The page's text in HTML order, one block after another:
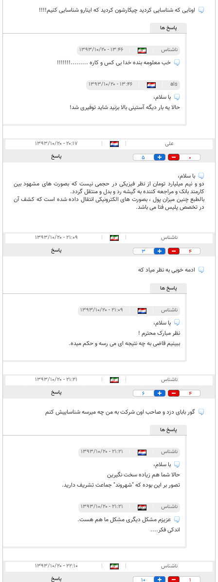
اونایی که شناسایی کردید چیکارشون کردید که اینارو شناسایی کنیم!!!!
پاسخ ها
ناشناس ۱۳:۴۶ - ۱۳۹۳/۱۰/۲۰
خب معلومه بنده خدا بی کس و کاره .........!!!!!!!
als ۱۳:۴۶ - ۱۳۹۳/۱۰/۲۰
با سلام،
حالا یه بار دیگه آستینی بالا بزنید شاید توفیری شد!
علی |
|
۲۰:۱۷ - ۱۳۹۳/۱۰/۲۰
0
5 پاسخ
با سلام،
دو و نیم میلیارد تومان از نظر فیزیکی در حجمی نیست که بصورت های مشهود بین
کارمند بانک و مراجعه کننده به گیشه رد و بدل و منتقل گردد.
بالطبع چنین میزان پول ، بصورت های الکترونیکی انتقال داده شده است که کشف آن
در تخصص پلیس فتا می باشد.
ناشناس |
|
۲۱:۰۹ - ۱۳۹۳/۱۰/۲۰
4
3 پاسخ
ادمه خوبی به نظر میاد که
پاسخ ها
ناشناس ۲۱:۰۹ - ۱۳۹۳/۱۰/۲۰
با سلام،
نظر مبارک محترم !
ببینیم قاضی به چه نتیجه ای می رسه و حکم میده.
ناشناس |
|
۲۱:۲۱ - ۱۳۹۳/۱۰/۲۰
4
6 پاسخ
گور بابای دزد و صاحب اون شرکت به من چه میرسه شناساییش کنم
پاسخ ها
ناشناس ۲۱:۲۱ - ۱۳۹۳/۱۰/۲۰
با سلام،
حالا شما هم زیاده سخت نگیرین
تصور بر این بوده که "شهروند" جماعت تشریف دارید.
ناشناس ۲۱:۲۱ - ۱۳۹۳/۱۰/۲۰
عزیزم مشکل دیگری مشکل ما هم هست.
اندکی فکر....
ناشناس |
|
۲۲:۱۰ - ۱۳۹۳/۱۰/۲۰
1
10 پاسخ